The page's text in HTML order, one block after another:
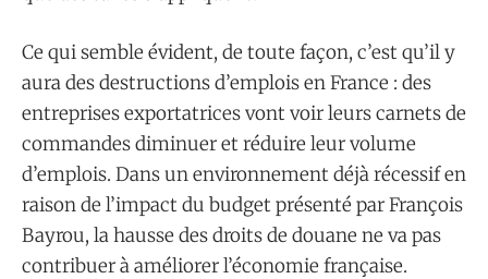
Ce qui semble évident, de toute façon, c’est qu’il y
aura des destructions d’emplois en France : des
entreprises exportatrices vont voir leurs carnets de
commandes diminuer et réduire leur volume
d’emplois. Dans un environnement déjà récessif en
raison de l’impact du budget présenté par François
Bayrou, la hausse des droits de douane ne va pas
contribuer à améliorer l’économie française.